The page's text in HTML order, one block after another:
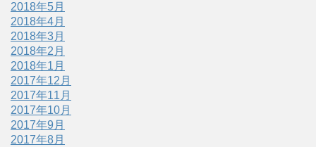
2018年5月
2018年4月
2018年3月
2018年2月
2018年1月
2017年12月
2017年11月
2017年10月
2017年9月
2017年8月